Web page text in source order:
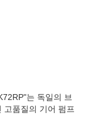
는 독일의 브
고품질의 기어 펌프